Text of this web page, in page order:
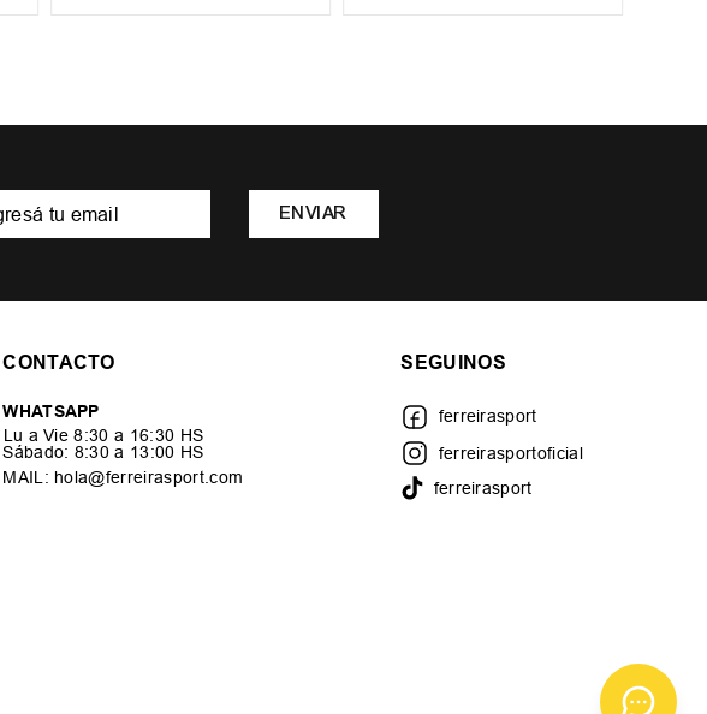
ENVIAR
CONTACTO
WHATSAPP
Lu a Vie 8:30 a 16:30 HS
Sábado: 8:30 a 13:00 HS
MAIL: hola@ferreirasport.com
SEGUINOS
ferreirasport
ferreirasportoficial
ferreirasport